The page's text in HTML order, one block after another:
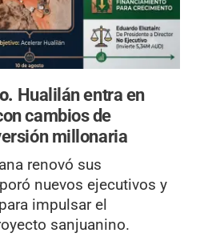
Hualilán entra en
cambios de
millonaria
renovó sus
nuevos ejecutivos y
impulsar el
sanjuanino.